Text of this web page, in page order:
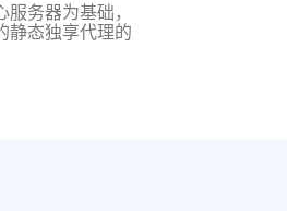
务器为基础，
静态独享代理的